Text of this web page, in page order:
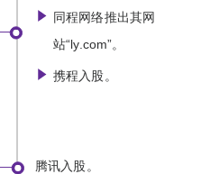
同程网络推出其网
站“ly.com”。
携程入股。
腾讯入股。